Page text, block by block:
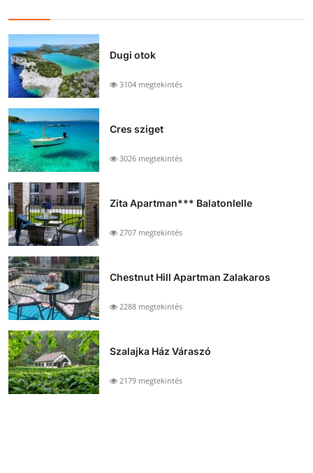
Dugi otok
3104 megtekintés
Cres sziget
3026 megtekintés
Zita Apartman*** Balatonlelle
2707 megtekintés
Chestnut Hill Apartman Zalakaros
2288 megtekintés
Szalajka Ház Váraszó
2179 megtekintés